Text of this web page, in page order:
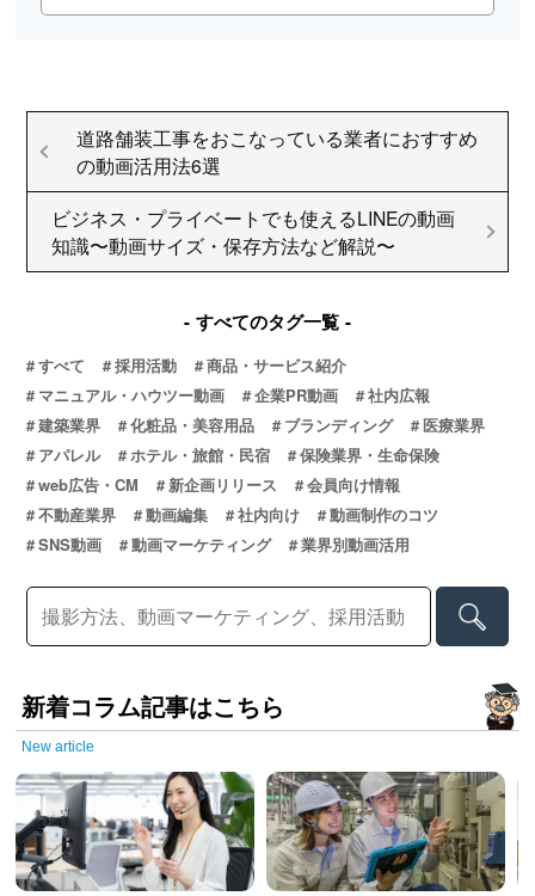
道路舗装工事をおこなっている業者におすすめ
の動画活用法6選
ビジネス・プライベートでも使えるLINEの動画
知識〜動画サイズ・保存方法など解説〜
すべてのタグ一覧
すべて 採用活動
商品・サービス紹介
マニュアル・ハウツー動画
企業PR動画
社内広報
建築業界
化粧品・美容用品 ブランディング
医療業界
アパレル
ホテル・旅館・民宿
保険業界・生命保険
web広告・CM
新企画リリース
会員向け情報
不動産業界
動画編集 社内向け
動画制作のコツ
SNS動画
動画マーケティング 業界別動画活用
新着コラム記事はこちら
New article